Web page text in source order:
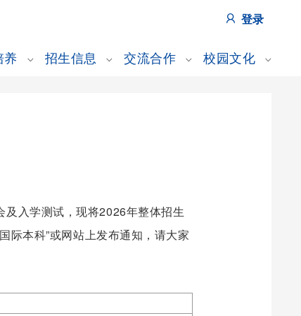
登录
养 招生信息 交流合作 校园文化
入学测试，现将2026年整体招生
际本科”或网站上发布通知，请大家